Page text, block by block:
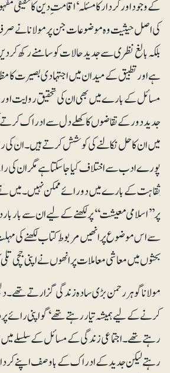
کے وجود اور کردار کا مسئلہ‘ اقامت ِ دین کا حقیقی
کی اصل حیثیت وہ موضوعات جن پر مولانا نے
بلکہ بالغ نظری سے جدید حالات کو سامنے رکھ کر
ہے اور تطبیق کے میدان میں اجتہادی بصیرت کا
مسائل کے بارے میں بھی ان کی تحقیق روایت
جدید دور کے تقاضوں کا کھلے دل سے ادراک
میں ان کا حل نکالنے کی کوشش کرتے ہیں۔ ان
پورے ادب سے اختلاف کیا جا سکتا ہے مگر ان کی
ثقاہت کے بارے میں دو رائے ممکن نہیں۔ میں
پر ’’اسلامی معیشت‘‘ پر لکھنے کے لیے ان سے بار
سے اس موضوع پر انھیں مربوط کتاب لکھنے کی
بحثوں میں معاشی معاملات پر انھوں نے اپنی جچی تلی
مولانا گوہر رحمن بڑی سادہ زندگی گزارتے تھے۔
کرنے کے لیے ہمیشہ تیار رہتے تھے‘ گو اپنی رائے پر
رہتے تھے۔ اجتماعی زندگی کے مسائل کے سلسلے میں
رہتے لیکن جدید کے ادراک کے باوصف اپنے